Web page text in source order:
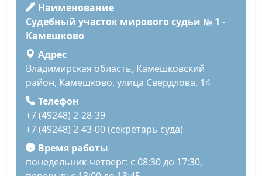
Наименование
Судебный участок мирового судьи № 1 -
Камешково
Адрес
Владимирская область, Камешковский
район, Камешково, улица Свердлова, 14
Телефон
+7 (49248) 2-28-39
+7 (49248) 2-43-00 (секретарь суда)
Время работы
понедельник-четверг: с 08:30 до 17:30,